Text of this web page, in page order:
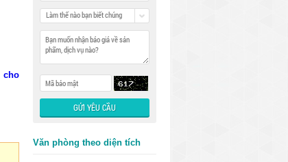
cho
Làm thế nào bạn biết chúng
Văn phòng theo diện tích